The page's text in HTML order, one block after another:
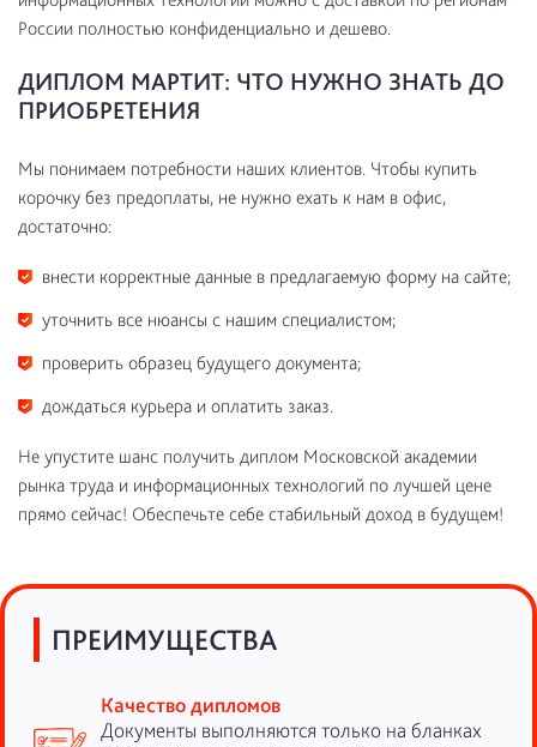
России полностью конфиденциально и дешево.
ДИПЛОМ МАРТИТ: ЧТО НУЖНО ЗНАТЬ ДО
ПРИОБРЕТЕНИЯ
Мы понимаем потребности наших клиентов. Чтобы купить
корочку без предоплаты, не нужно ехать к нам в офис,
достаточно:
внести корректные данные в предлагаемую форму на сайте;
уточнить все нюансы с нашим специалистом;
проверить образец будущего документа;
дождаться курьера и оплатить заказ.
Не упустите шанс получить диплом Московской академии
рынка труда и информационных технологий по лучшей цене
прямо сейчас! Обеспечьте себе стабильный доход в будущем!
ПРЕИМУЩЕСТВА
Качество дипломов
Документы выполняются только на бланках